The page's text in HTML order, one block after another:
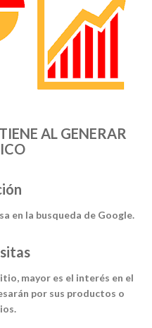
AL GENERAR
en la busqueda de Google.
mayor es el interés en el
por sus productos o